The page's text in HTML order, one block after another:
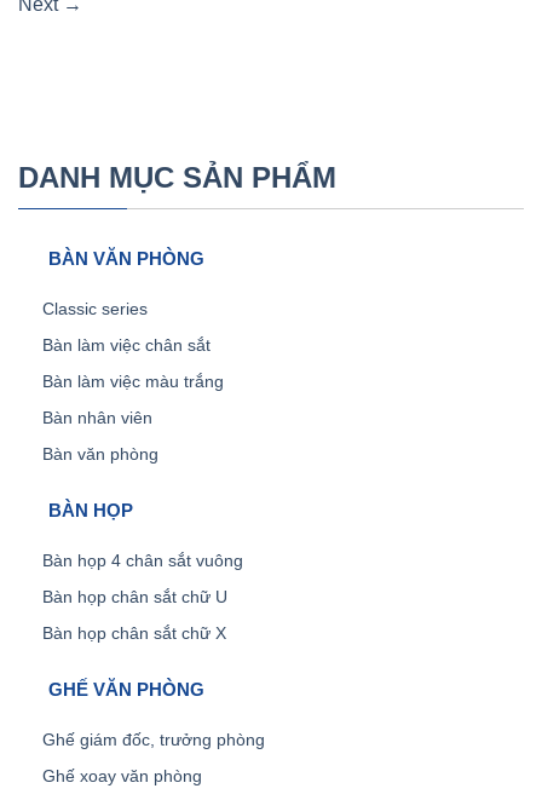
Next →
DANH MỤC SẢN PHẨM
BÀN VĂN PHÒNG
Classic series
Bàn làm việc chân sắt
Bàn làm việc màu trắng
Bàn nhân viên
Bàn văn phòng
BÀN HỌP
Bàn họp 4 chân sắt vuông
Bàn họp chân sắt chữ U
Bàn họp chân sắt chữ X
GHẾ VĂN PHÒNG
Ghế giám đốc, trưởng phòng
Ghế xoay văn phòng